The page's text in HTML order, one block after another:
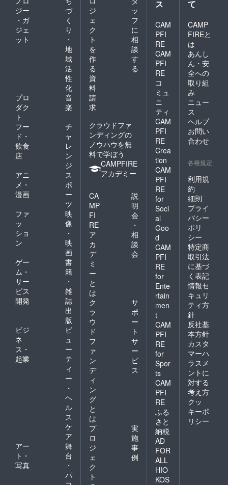
ジー
・ガ
ジェ
ット
づ
く
り
・
地
域
活
性
化
プロ
ダク
ト
音
楽
フー
ド・
飲食
店
チ
ャ
レ
ン
ジ
アニ
メ・
漫画
ス
ポ
ー
ツ
ファ
ッ
ショ
ン
映
像
・
映
画
ゲー
ム・
サー
ビス
開発
書
籍
・
雑
誌
出
版
ビジ
ネ
ス・
起業
ビ
ュ
ー
テ
ィ
ー
・
ヘ
ル
ス
ケ
ア
アー
ト・
写真
舞
台
・
パ
ジ
ェ
ク
ト
を
作
る
ッ
フ
に
相
談
す
る
資
料
請
求
クラウドファ
ンディングの
ノウハウを無
料で学ぼう
CAMPFIRE
アカデミー
CA
MP
FI
RE
ア
カ
デ
ミ
ー
と
は
説
明
会
・
相
談
会
ク
ラ
ウ
ド
フ
ァ
ン
デ
ィ
ン
グ
と
は
サ
ポ
ー
ト
サ
ー
ビ
ス
プ
ロ
ジ
ェ
ク
ト
実
施
事
例
ス
CAM
PFI
RE
CAM
PFI
RE
コ
ミュ
ニ
ティ
CAM
PFI
RE
Crea
tion
CAM
PFI
RE
for
Soci
al
Goo
d
CAM
PFI
RE
for
Ente
rtain
men
t
CAM
PFI
RE
for
Spor
ts
CAM
PFI
RE
ふる
さと
納税
AD
FOR
ALL
HIO
KOS
て
CAMP
FIREと
は
あんし
ん・安
全への
取り組
み
ニュー
ス
ヘルプ
お問い
合わせ
各種規定
利用規
約
細則
プライ
バシー
ポリ
シー
特定商
取引法
に基づ
く表記
情報セ
キュリ
ティ方
針
反社基
本方針
カスタ
マーハ
ラスメ
ントに
対する
考え方
クッ
キーポ
リシー